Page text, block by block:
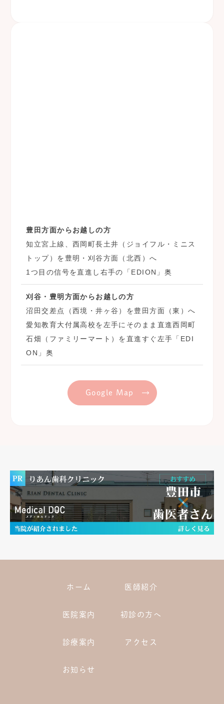
豊田方面からお越しの方
知立宮上線、西岡町長土井（ジョイフル・ミニス
トップ）を豊明・刈谷方面（北西）へ
1つ目の信号を直進し右手の「EDION」奥
刈谷・豊明方面からお越しの方
沼田交差点（西境・井ヶ谷）を豊田方面（東）へ
愛知教育大付属高校を左手にそのまま直進西岡町
石畑（ファミリーマート）を直進すぐ左手「EDI
ON」奥
Google Map
ホーム 医師紹介
医院案内 初診の方へ
診療案内 アクセス
お知らせ